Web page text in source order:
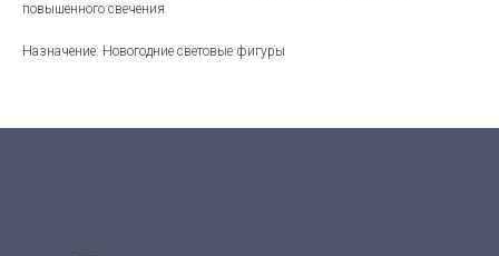
повышенного свечения.
Назначение: Новогодние световые фигуры